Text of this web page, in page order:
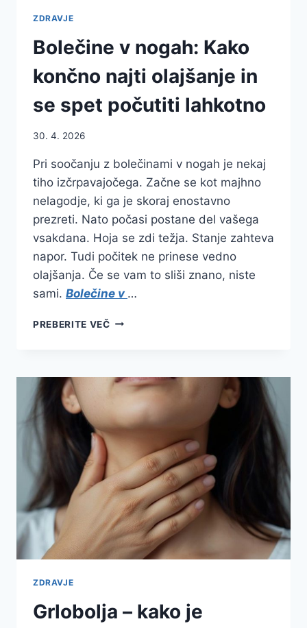
ZDRAVJE
Bolečine v nogah: Kako
končno najti olajšanje in
se spet počutiti lahkotno
30. 4. 2026
Pri soočanju z bolečinami v nogah je nekaj
tiho izčrpavajočega. Začne se kot majhno
nelagodje, ki ga je skoraj enostavno
prezreti. Nato počasi postane del vašega
vsakdana. Hoja se zdi težja. Stanje zahteva
napor. Tudi počitek ne prinese vedno
olajšanja. Če se vam to sliši znano, niste
sami. Bolečine v …
PREBERITE VEČBOLEČINE
KONČNO
NAJTI
OLAJŠANJE
IN
SE
SPET
POČUTITI
LAHKOTNO
ZDRAVJE
Grlobolja – kako je